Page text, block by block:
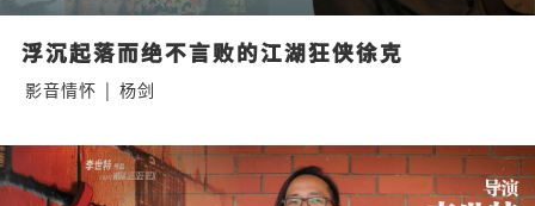
浮沉起落而绝不言败的江湖狂侠徐克
影音情怀 | 杨剑